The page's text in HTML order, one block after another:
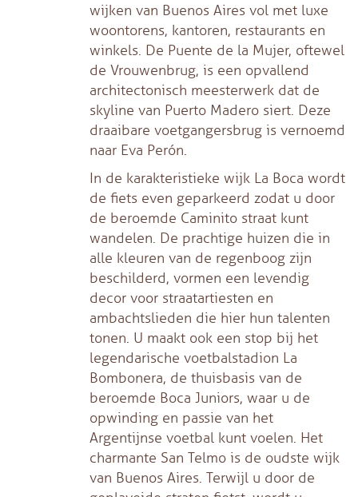
wijken van Buenos Aires vol met luxe
woontorens, kantoren, restaurants en
winkels. De Puente de la Mujer, oftewel
de Vrouwenbrug, is een opvallend
architectonisch meesterwerk dat de
skyline van Puerto Madero siert. Deze
draaibare voetgangersbrug is vernoemd
naar Eva Perón.
In de karakteristieke wijk La Boca wordt
de fiets even geparkeerd zodat u door
de beroemde Caminito straat kunt
wandelen. De prachtige huizen die in
alle kleuren van de regenboog zijn
beschilderd, vormen een levendig
decor voor straatartiesten en
ambachtslieden die hier hun talenten
tonen. U maakt ook een stop bij het
legendarische voetbalstadion La
Bombonera, de thuisbasis van de
beroemde Boca Juniors, waar u de
opwinding en passie van het
Argentijnse voetbal kunt voelen. Het
charmante San Telmo is de oudste wijk
van Buenos Aires. Terwijl u door de